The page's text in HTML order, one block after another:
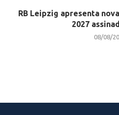
RB Leipzig apresenta
2027
08/08/